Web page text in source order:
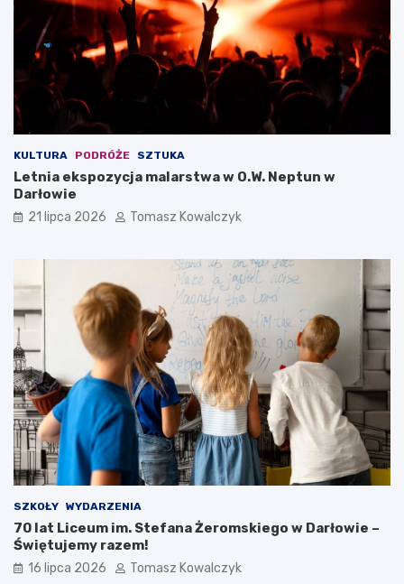
KULTURA PODRÓŻE SZTUKA
Letnia ekspozycja malarstwa w O.W. Neptun w
Darłowie
21 lipca 2026 Tomasz Kowalczyk
SZKOŁY WYDARZENIA
70 lat Liceum im. Stefana Żeromskiego w Darłowie –
Świętujemy razem!
16 lipca 2026 Tomasz Kowalczyk